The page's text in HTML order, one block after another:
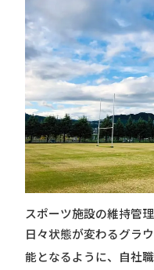
スポーツ施設の維持管理
日々状態が変わるグラ
能となるように、 自社